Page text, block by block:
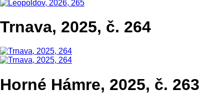
Trnava, 2025, č. 264
Horné Hámre, 2025, č. 263